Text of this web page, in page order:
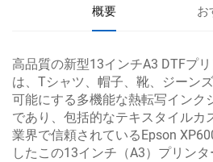
概要 お
高品質の新型13インチA3 DTFプ
は、Tシャツ、帽子、靴、ジーン
可能にする多機能な熱転写インク
であり、包括的なテキスタイルカ
業界で信頼されているEpson
したこの13インチ（A3）プリン